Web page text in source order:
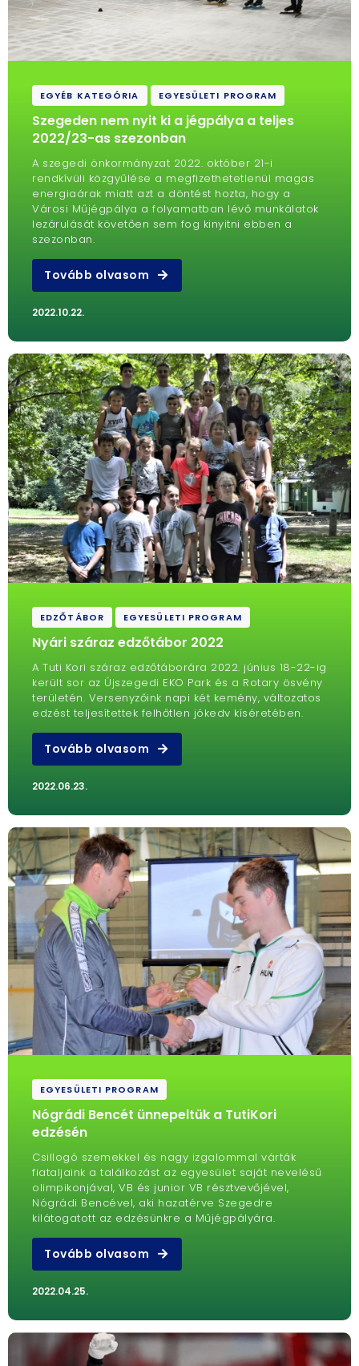
EGYÉB KATEGÓRIA EGYESÜLETI PROGRAM
Szegeden nem nyit ki a jégpálya a teljes
2022/23-as szezonban
A szegedi önkormányzat 2022. október 21-i
rendkívüli közgyűlése a megfizethetetlenül magas
energiaárak miatt azt a döntést hozta, hogy a
Városi Műjégpálya a folyamatban lévő munkálatok
lezárulását követően sem fog kinyitni ebben a
szezonban.
Tovább olvasom
2022.10.22.
EDZŐTÁBOR EGYESÜLETI PROGRAM
Nyári száraz edzőtábor 2022
A Tuti Kori száraz edzőtáborára 2022. június 18-22-ig
került sor az Újszegedi EKO Park és a Rotary ösvény
területén. Versenyzőink napi két kemény, változatos
edzést teljesítettek felhőtlen jókedv kíséretében.
Tovább olvasom
2022.06.23.
EGYESÜLETI PROGRAM
Nógrádi Bencét ünnepeltük a TutiKori
edzésén
Csillogó szemekkel és nagy izgalommal várták
fiataljaink a találkozást az egyesület saját nevelésű
olimpikonjával, VB és junior VB résztvevőjével,
Nógrádi Bencével, aki hazatérve Szegedre
kilátogatott az edzésünkre a Műjégpályára.
Tovább olvasom
2022.04.25.